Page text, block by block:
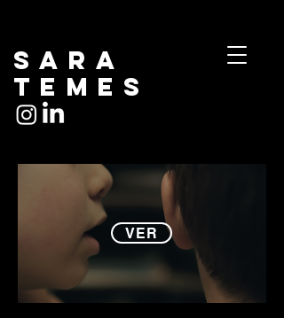
Sara
temes
VER